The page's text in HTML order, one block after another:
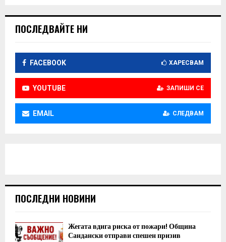
ПОСЛЕДВАЙТЕ НИ
FACEBOOK ХАРЕСВАМ
YOUTUBE ЗАПИШИ СЕ
EMAIL СЛЕДВАМ
ПОСЛЕДНИ НОВИНИ
Жегата вдига риска от пожари! Община
Сандански отправи спешен призив